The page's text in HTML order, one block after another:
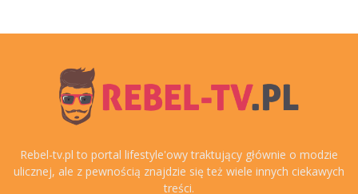
Rebel-tv.pl to portal lifestyle'owy traktujący głównie o modzie
ulicznej, ale z pewnością znajdzie się też wiele innych ciekawych
treści.